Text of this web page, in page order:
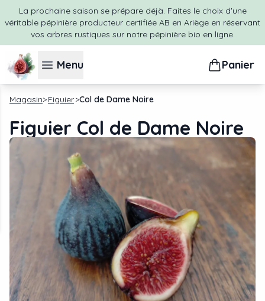
La prochaine saison se prépare déjà. Faites le choix d'une
véritable pépinière producteur certifiée AB en Ariège en réservant
vos arbres rustiques sur notre pépinière bio en ligne.
Menu Panier
Magasin Figuier Col de Dame Noire
Figuier Col de Dame Noire